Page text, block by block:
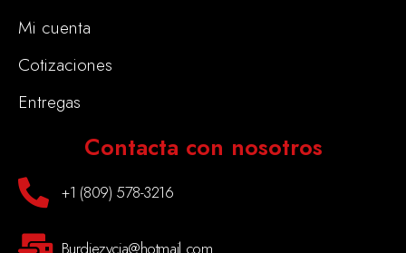
Mi cuenta
Cotizaciones
Entregas
Contacta con nosotros
+1 (809) 578-3216
Burdiezycia@hotmail.com